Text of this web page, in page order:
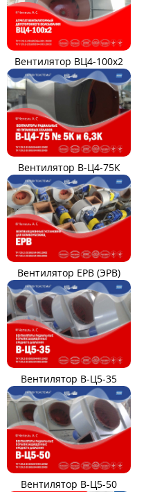
Вентилятор ВЦ4-100х2
Вентилятор В-Ц4-75К
Вентилятор ЕРВ (ЭРВ)
Вентилятор В-Ц5-35
Вентилятор В-Ц5-50